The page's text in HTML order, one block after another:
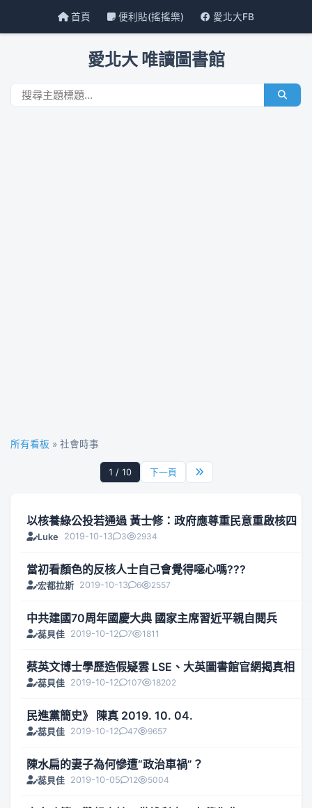
首頁 便利貼(搖搖樂) 愛北大FB
愛北大 唯讀圖書館
所有看板 » 社會時事
1 / 10 下一頁
以核養綠公投若通過 黃士修：政府應尊重民意重啟核四
Luke 2019-10-13 3 2934
當初看顏色的反核人士自己會覺得噁心嗎???
宏都拉斯 2019-10-13 6 2557
中共建國70周年國慶大典 國家主席習近平親自閱兵
蕊貝佳 2019-10-12 7 1811
蔡英文博士學歷造假疑雲 LSE、大英圖書館官網揭真相
蕊貝佳 2019-10-12 107 18202
民進黨簡史》 陳真 2019. 10. 04.
蕊貝佳 2019-10-12 47 9657
陳水扁的妻子為何慘遭“政治車禍”？
蕊貝佳 2019-10-05 12 5004